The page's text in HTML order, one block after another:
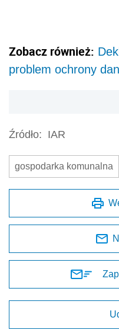
Zobacz również:
problem ochrony
Źródło: IAR
gospodarka komunalna